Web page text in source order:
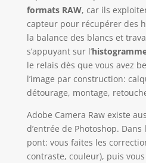
formats RAW, car ils
capteur pour récupérer des
la balance des blancs et
s’appuyant sur l’
le relais dès que vous avez
l’image par construction:
détourage, montage,
Adobe Camera Raw existe
d’entrée de Photoshop. Dans
pont: vous faites les
contraste, couleur), puis vous